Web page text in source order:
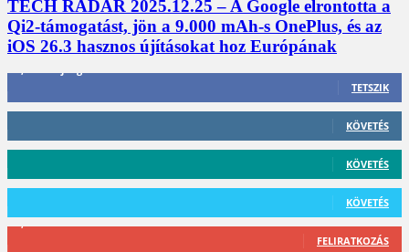
TECH RADAR 2025.12.25 – A Google elrontotta a
Qi2-támogatást, jön a 9.000 mAh-s OnePlus, és az
iOS 26.3 hasznos újításokat hoz Európának
TETSZIK
KÖVETÉS
KÖVETÉS
KÖVETÉS
FELIRATKOZÁS